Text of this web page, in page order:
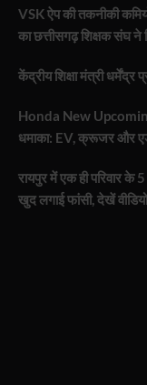
VSK ऐप की तकनीकी
का छत्तीसगढ़ शिक्षक संघ ने
केंद्रीय शिक्षा मंत्री धर्मेंद्र
Honda New Upcoming
धमाका: EV, क्रूजर और
रायपुर में एक ही परिवार के
खुद लगाई फांसी, देखें वीडियो